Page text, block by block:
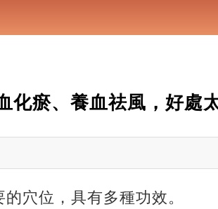
化瘀、養血祛風，好處
穴位，具有多種功效。